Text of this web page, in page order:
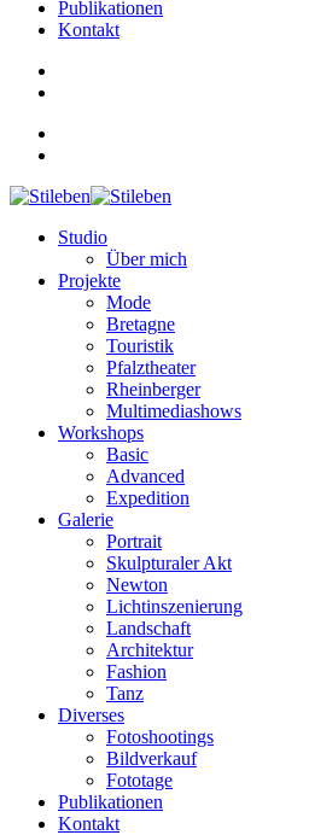
Publikationen
Kontakt
Studio
Über mich
Projekte
Mode
Bretagne
Touristik
Pfalztheater
Rheinberger
Multimediashows
Workshops
Basic
Advanced
Expedition
Galerie
Portrait
Skulpturaler Akt
Newton
Lichtinszenierung
Landschaft
Architektur
Fashion
Tanz
Diverses
Fotoshootings
Bildverkauf
Fototage
Publikationen
Kontakt